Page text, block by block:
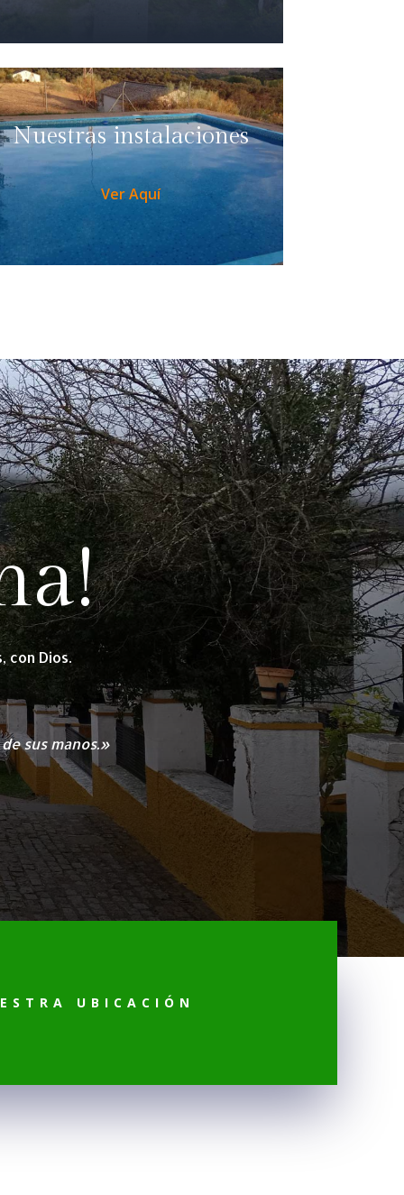
Nuestras instalaciones
Ver Aquí
con Dios.
sus manos.»
UBICACIÓN